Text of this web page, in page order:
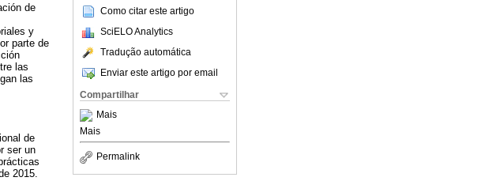
Como citar este artigo
SciELO Analytics
Tradução automática
Enviar este artigo por email
Compartilhar
Mais
Mais
Permalink
de
y
parte de
las
las
de
ser un
2015.